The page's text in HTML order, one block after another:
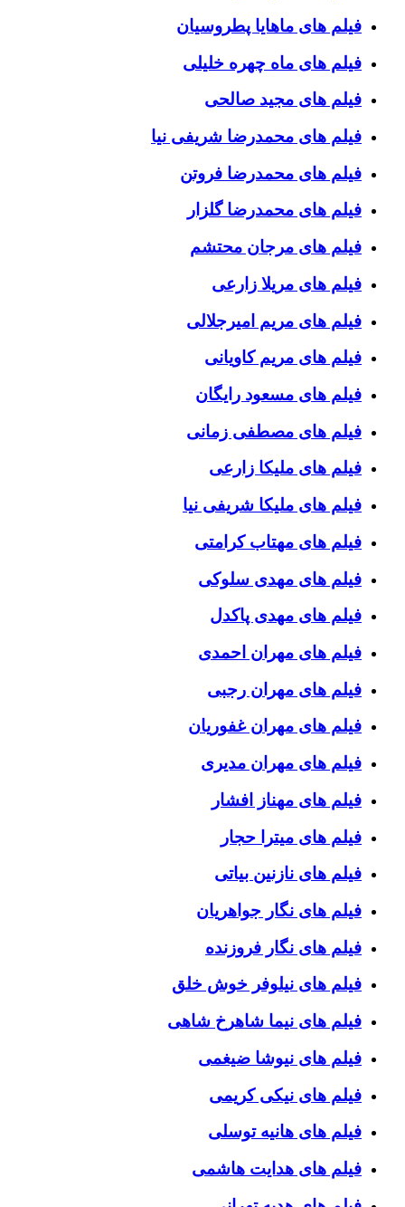
فیلم های ماهایا پطروسیان
فیلم های ماه چهره خلیلی
فیلم های مجید صالحی
فیلم های محمدرضا شریفی نیا
فیلم های محمدرضا فروتن
فیلم های محمدرضا گلزار
فیلم های مرجان محتشم
فیلم های مریلا زارعی
فیلم های مریم امیرجلالی
فیلم های مریم کاویانی
فیلم های مسعود رایگان
فیلم های مصطفی زمانی
فیلم های ملیکا زارعی
فیلم های ملیکا شریفی نیا
فیلم های مهتاب کرامتی
فیلم های مهدی سلوکی
فیلم های مهدی پاکدل
فیلم های مهران احمدی
فیلم های مهران رجبی
فیلم های مهران غفوریان
فیلم های مهران مدیری
فیلم های مهناز افشار
فیلم های میترا حجار
فیلم های نازنین بیاتی
فیلم های نگار جواهریان
فیلم های نگار فروزنده
فیلم های نیلوفر خوش خلق
فیلم های نیما شاهرخ شاهی
فیلم های نیوشا ضیغمی
فیلم های نیکی کریمی
فیلم های هانیه توسلی
فیلم های هدایت هاشمی